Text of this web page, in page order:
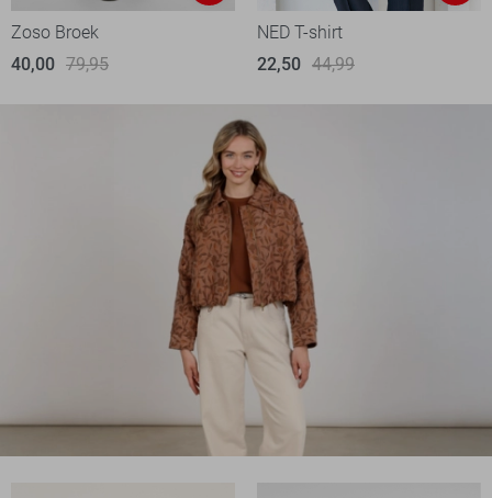
Zoso Broek
40,00 79,95
NED T-shirt
22,50 44,99